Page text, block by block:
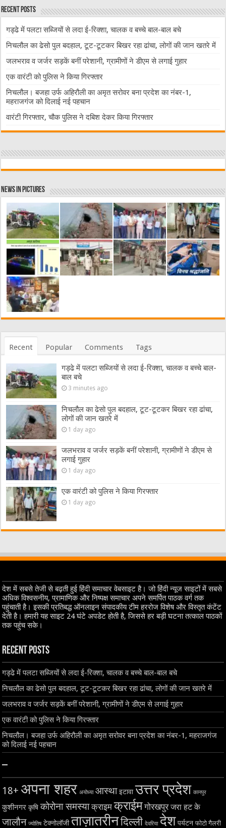
Recent Posts
गड्ढे में पलटा सब्जियों से लदा ई-रिक्शा, चालक व बच्चे बाल-बाल बचे
निचलौल का ढेसो पुल बदहाल, टूट-टूटकर बिखर रहा ढांचा, लोगों की जान खतरे में
जलभराव व जर्जर सड़कें बनीं परेशानी, ग्रामीणों ने डीएम से लगाई गुहार
एक वारंटी को पुलिस ने किया गिरफ्तार
निचलौल। बजहा उर्फ अहिरौली का अमृत सरोवर बना प्रदेश का नंबर-1,
महराजगंज को दिलाई नई पहचान
वारंटी गिरफ्तार, चौक पुलिस ने दबिश देकर किया गिरफ्तार
News in Pictures
Recent Popular Comments Tags
गड्ढे में पलटा सब्जियों से लदा ई-रिक्शा, चालक व बच्चे बाल-
बाल बचे
3 minutes ago
निचलौल का ढेसो पुल बदहाल, टूट-टूटकर बिखर रहा ढांचा,
लोगों की जान खतरे में
1 day ago
जलभराव व जर्जर सड़कें बनीं परेशानी, ग्रामीणों ने डीएम से
लगाई गुहार
1 day ago
एक वारंटी को पुलिस ने किया गिरफ्तार
1 day ago
देश में सबसे तेजी से बढ़ती हुई हिंदी समाचार वेबसाइट है। जो हिंदी न्यूज साइटों में सबसे
अधिक विश्वसनीय, प्रामाणिक और निष्पक्ष समाचार अपने समर्पित पाठक वर्ग तक
पहुंचाती है। इसकी प्रतिबद्ध ऑनलाइन संपादकीय टीम हररोज विशेष और विस्तृत कंटेंट
देती है। हमारी यह साइट 24 घंटे अपडेट होती है, जिससे हर बड़ी घटना तत्काल पाठकों
तक पहुंच सके।
Recent Posts
गड्ढे में पलटा सब्जियों से लदा ई-रिक्शा, चालक व बच्चे बाल-बाल बचे
निचलौल का ढेसो पुल बदहाल, टूट-टूटकर बिखर रहा ढांचा, लोगों की जान खतरे में
जलभराव व जर्जर सड़कें बनीं परेशानी, ग्रामीणों ने डीएम से लगाई गुहार
एक वारंटी को पुलिस ने किया गिरफ्तार
निचलौल। बजहा उर्फ अहिरौली का अमृत सरोवर बना प्रदेश का नंबर-1, महराजगंज
को दिलाई नई पहचान
–
18+ अपना शहर अयोध्या आस्था इटावा उत्तर प्रदेश कानपुर
कुशीनगर कृषि कोरोना समस्या क्राइम क्राईम गोरखपुर जरा हट के
जालौन ज्योतिष टेक्नोलॉजी ताज़ातरीनदिल्ली देवरिया देश पर्यटन फोटो गैलरी